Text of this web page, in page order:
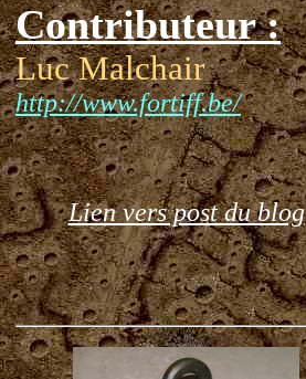
Contributeur :
Luc Malchair
http://www.fortiff.be/
Lien vers post du blog